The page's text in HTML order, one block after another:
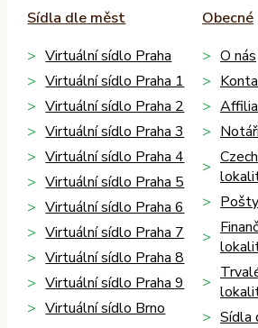
Sídla dle měst
Virtuální sídlo Praha
Virtuální sídlo Praha 1
Virtuální sídlo Praha 2
Virtuální sídlo Praha 3
Virtuální sídlo Praha 4
Virtuální sídlo Praha 5
Virtuální sídlo Praha 6
Virtuální sídlo Praha 7
Virtuální sídlo Praha 8
Virtuální sídlo Praha 9
Virtuální sídlo Brno
Obecné
O nás
Sídla